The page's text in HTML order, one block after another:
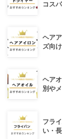
コス
ヘア
ズ向
ヘア
別や
フラ
い・